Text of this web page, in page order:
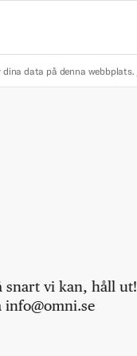
data på denna webbplats.
snart vi kan, håll ut!